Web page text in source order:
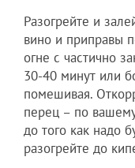
Разогрейте и
вино и приправы
огне с частично
30-40 минут или
помешивая.
перец – по
до того как надо
разогрейте до